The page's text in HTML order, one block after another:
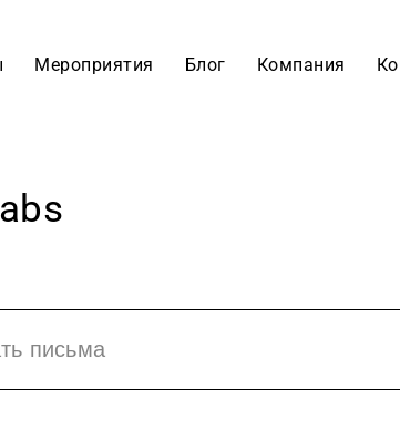
Мероприятия Блог Компания